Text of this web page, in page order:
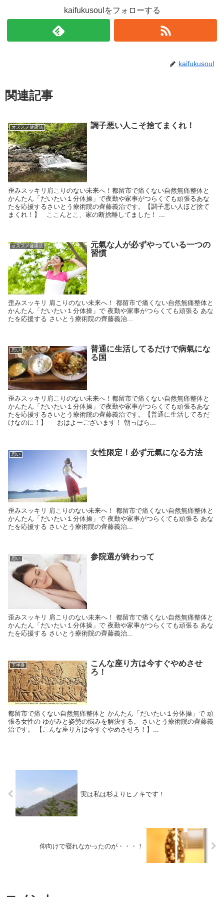
kaifukusoulをフォローする
kaifukusoul
関連記事
オススメ健康法 調子悪い人こそ捨てまくれ！
歪みスッキリ肩こりのない未来へ！都留市で痛くない自然無痛整体と
かんたん「だいたい１分体操」で夜勤や家事がつらくても頑張るあな
たを応援するさいとう療術院の齊藤義治です。【調子悪い人ほど捨て
まくれ！】 ここんとこ、家の断捨離してました！ ...
オススメ健康法
元氣な人が必ずやっている一つの
習慣
歪みスッキリ 肩こりのない未来へ！ 都留市で痛くない自然無痛整体と
かんたん「だいたい１分体操」で 夜勤や家事がつらくても頑張る あな
たを応援する さいとう療術院の齊藤義治...
思い
普通に生活してるだけで病氣にな
る国
歪みスッキリ肩こりのない未来へ！都留市で痛くない自然無痛整体と
かんたん「だいたい１分体操」で夜勤や家事がつらくても頑張るあな
たを応援するさいとう療術院の齊藤義治です。【普通に生活してるだ
けなのに！】 おはよーございます！ 朝っぱら...
思い 女性限定！必ず元氣になる方法
歪みスッキリ 肩こりのない未来へ！ 都留市で痛くない自然無痛整体と
かんたん「だいたい１分体操」で 夜勤や家事がつらくても頑張る あな
たを応援する さいとう療術院の齊藤義治...
思い 参院選が終わって
歪みスッキリ 肩こりのない未来へ！ 都留市で痛くない自然無痛整体と
かんたん「だいたい１分体操」で 夜勤や家事がつらくても頑張る あな
たを応援する さいとう療術院の齊藤義治...
下半身
こんな座り方は今すぐやめさせ
ろ！
都留市で痛くない自然無痛整体と かんたん「だいたい１分体操」で 頑
張る女性の ゆがみと姿勢の悩みを解決する。 さいとう療術院の齊藤義
治です。 【こんな座り方は今すぐやめさせろ！】...
実は私は杉よりヒノキです！
仰向けで寝れなかったのが・・・！